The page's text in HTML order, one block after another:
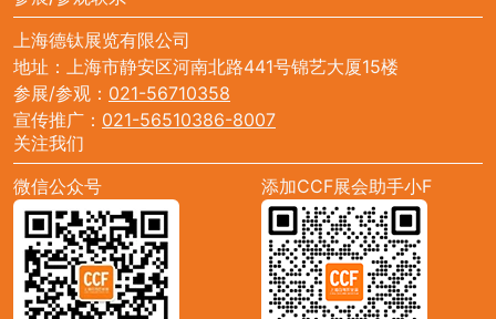
上海德钛展览有限公司
地址：上海市静安区河南北路441号锦艺大厦15楼
参展/参观： 021-56710358
宣传推广： 021-56510386-8007
关注我们
微信公众号
添加CCF展会助手小F